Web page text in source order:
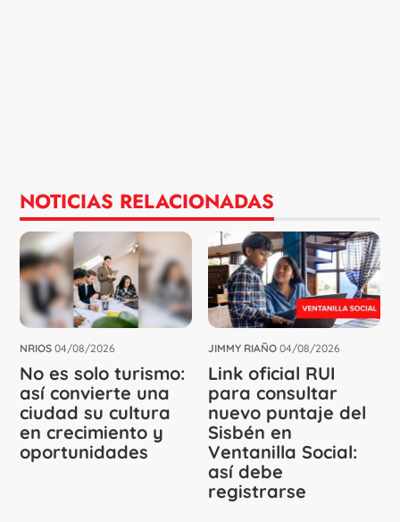
NOTICIAS RELACIONADAS
NRIOS 04/08/2026
No es solo turismo:
así convierte una
ciudad su cultura
en crecimiento y
oportunidades
JIMMY RIAÑO 04/08/2026
Link oficial RUI
para consultar
nuevo puntaje del
Sisbén en
Ventanilla Social:
así debe
registrarse